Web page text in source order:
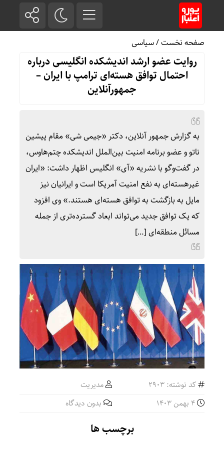
صفحه نخست/سیاسی
روایت عضو ارشد اندیشکده انگلیسی درباره
احتمال توافق هسته‌ای ترامپ با ایران –
جمهورآنلاین
به گزارش جمهور آنلاین، دکتر «جیمی شی» مقام پیشین
ناتو و عضو برنامه امنیت بین‌الملل اندیشکده چتم‌هاوس،
در گفت‌وگو با نشریه «آی» انگلیس اظهار داشت: «ایران
غیرهسته‌ای به نفع امنیت آمریکا است و ایرانیان نیز
مایل به بازگشت به توافق هسته‌ای هستند.» وی افزود
که یک توافق جدید می‌تواند ابعاد گسترده‌تری از جمله
مسائل منطقه‌ای […]
کد نوشته: 2903
مدیریت
بدون دیدگاه
برچسب ها